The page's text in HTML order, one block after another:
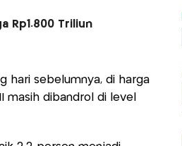
Rp1.800 Triliun
hari sebelumnya, di harga
masih dibandrol di level